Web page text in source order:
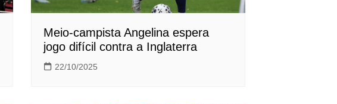
Meio-campista Angelina espera
jogo difícil contra a Inglaterra
22/10/2025